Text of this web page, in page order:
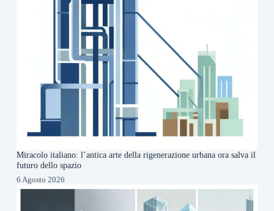
Miracolo italiano: l’antica arte della rigenerazione urbana ora salva il
futuro dello spazio
6 Agosto 2026